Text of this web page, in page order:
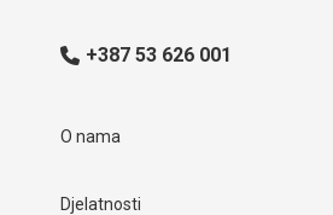
+387 53 626 001
O nama
Djelatnosti